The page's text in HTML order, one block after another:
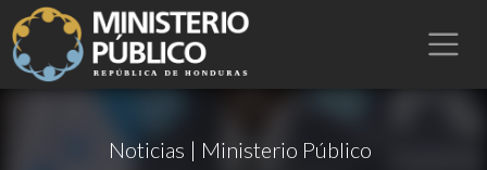
Noticias | Ministerio Público